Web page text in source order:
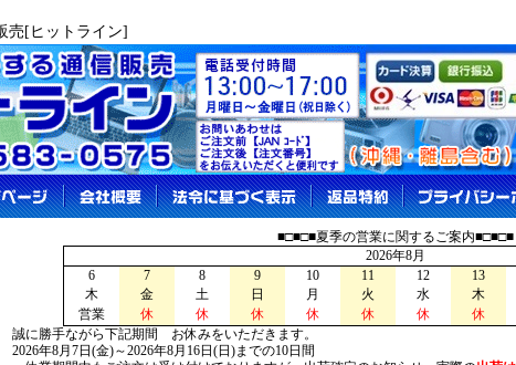
売[ヒットライン]
■□■□■夏季の営業に関するご案内■□■□■
2026年8月
6
7 8 9 10 11 12 13
木
金 土 日 月 火 水 木
営業
休 休 休 休 休 休 休
誠に勝手ながら下記期間 お休みをいただきます。
2026年8月7日(金)～2026年8月16日(日)までの10日間